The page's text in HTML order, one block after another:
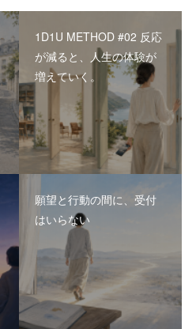
1D1U METHOD #02 反応
が減ると、人生の体験が
増えていく。
願望と行動の間に、受付
はいらない